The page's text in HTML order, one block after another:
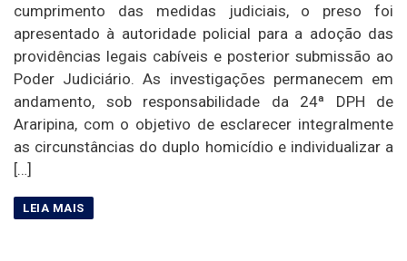
cumprimento das medidas judiciais, o preso foi
apresentado à autoridade policial para a adoção das
providências legais cabíveis e posterior submissão ao
Poder Judiciário. As investigações permanecem em
andamento, sob responsabilidade da 24ª DPH de
Araripina, com o objetivo de esclarecer integralmente
as circunstâncias do duplo homicídio e individualizar a
[…]